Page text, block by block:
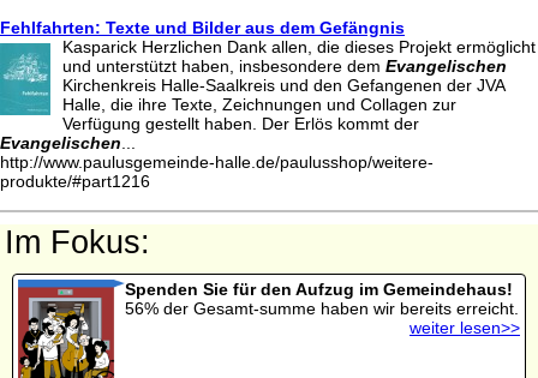
Fehlfahrten: Texte und Bilder aus dem Gefängnis
Kasparick Herzlichen Dank allen, die dieses Projekt ermöglicht
und unterstützt haben, insbesondere dem Evangelischen
Kirchenkreis Halle-Saalkreis und den Gefangenen der JVA
Halle, die ihre Texte, Zeichnungen und Collagen zur
Verfügung gestellt haben. Der Erlös kommt der
Evangelischen
http://www.paulusgemeinde-halle.de/paulusshop/weitere-
produkte/#part1216
Im Fokus:
Spenden Sie für den Aufzug im Gemeindehaus!
56% der Gesamt-summe haben wir bereits erreicht.
weiter lesen>>